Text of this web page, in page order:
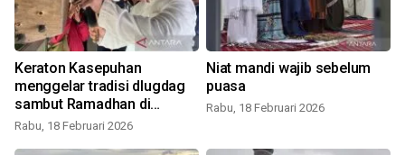
Keraton Kasepuhan
menggelar tradisi dlugdag
sambut Ramadhan di
Cirebon
Rabu, 18 Februari 2026
Niat mandi wajib sebelum
puasa
Rabu, 18 Februari 2026